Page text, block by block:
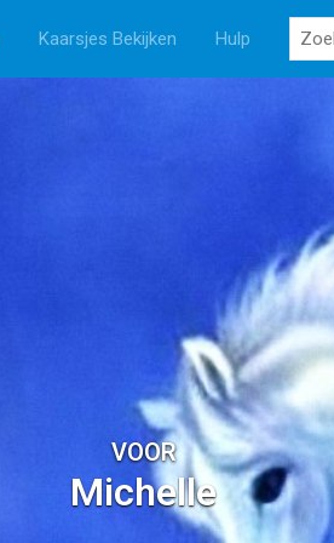
Kaarsjes Bekijken Hulp
VOOR
Michelle